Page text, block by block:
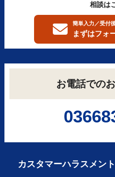
相談は
簡単入力／受付
まずはフォ
お電話での
カスタマーハラスメン